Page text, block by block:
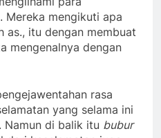
Mereka mengikuti apa
as., itu dengan membuat
mengenalnya dengan
rasa
yang selama ini
Namun di balik itu bubur